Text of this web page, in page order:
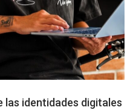
las identidades digitales